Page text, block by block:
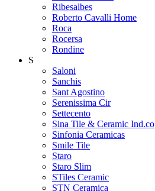
Ribesalbes
Roberto Cavalli Home
Roca
Rocersa
Rondine
S
Saloni
Sanchis
Sant Agostino
Serenissima Cir
Settecento
Sina Tile & Ceramic Ind.co
Sinfonia Ceramicas
Smile Tile
Staro
Staro Slim
STiles Ceramic
STN Ceramica